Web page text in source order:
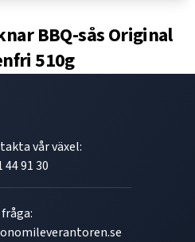
BBQ-sås Original
510g
vår växel:
44 91 30